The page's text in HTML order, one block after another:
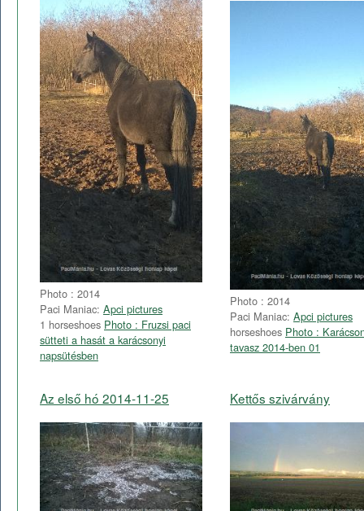
Photo : 2014
Paci Maniac: Apci pictures
1 horseshoes Photo : Fruzsi paci
sütteti a hasát a karácsonyi
napsütésben
Photo : 2014
Paci Maniac: Apci pictures
horseshoes Photo :
tavasz 2014-ben 01
Az első hó 2014-11-25 Kettős szivárvány